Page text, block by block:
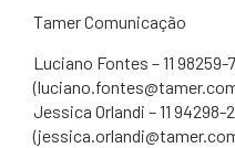
Tamer Comunicação
Luciano Fontes – 11 98259-
Jessica Orlandi – 11 94298-